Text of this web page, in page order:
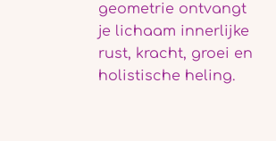
geometrie ontvangt
je lichaam innerlijke
rust, kracht, groei en
holistische heling.